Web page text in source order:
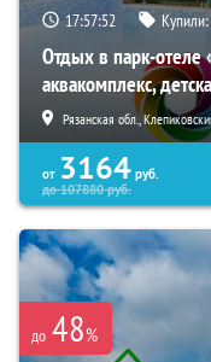
17:57:51 Купили:
Отдых в парк-отеле
аквакомплекс,
Рязанская обл.,
от 3164 руб.
до107880руб.
до 48%